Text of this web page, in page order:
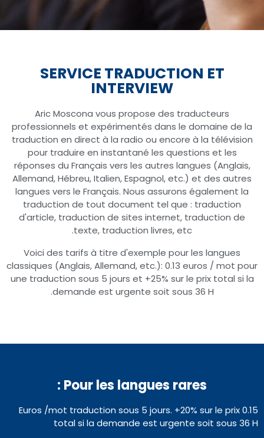
SERVICE TRADUCTION ET
INTERVIEW
Aric Moscona vous propose des traducteurs
professionnels et expérimentés dans le domaine de la
traduction en direct à la radio ou encore à la télévision
pour traduire en instantané les questions et les
réponses du Français vers les autres langues (Anglais,
Allemand, Hébreu, Italien, Espagnol, etc.) et des autres
langues vers le Français. Nous assurons également la
traduction de tout document tel que : traduction
d'article, traduction de sites internet, traduction de
texte, traduction livres, etc.
Voici des tarifs à titre d'exemple pour les langues
classiques (Anglais, Allemand, etc.): 0.13 euros / mot pour
une traduction sous 5 jours et +25% sur le prix total si la
demande est urgente soit sous 36 H.
Pour les langues rares :
0.15 Euros /mot traduction sous 5 jours. +20% sur le prix
total si la demande est urgente soit sous 36 H